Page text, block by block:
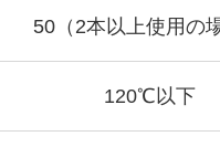
50（2本以上使用の
120℃以下